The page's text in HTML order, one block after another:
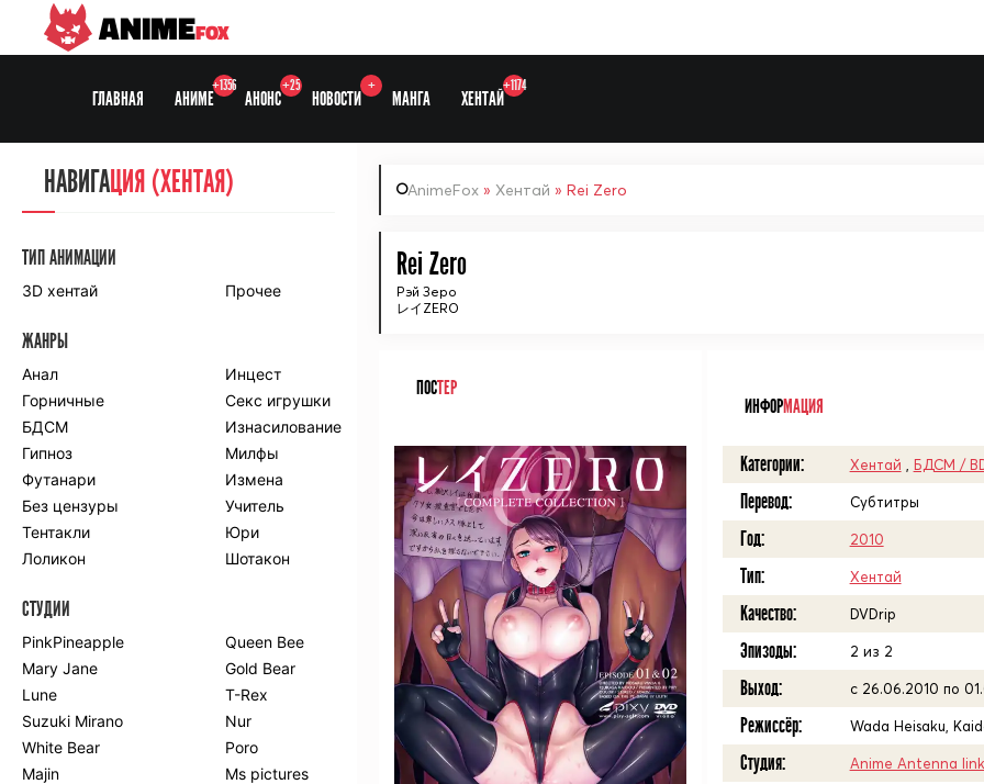
ANIMEFOX
ГЛАВНАЯ АНИМЕ
+1356
АНОНС
+25
НОВОСТИ
+
МАНГА ХЕНТАЙ
+1174
AnimeFox » Хентай » Rei Zero
Rei Zero
Рэй Зеро
レイZERO
ПОСТЕР
ИНФОРМАЦИЯ
Категории: Хентай БДСМ /
Перевод: Субтитры
Год: 2010
Тип: Хентай
Качество: DVDrip
Эпизоды: 2 из 2
Выход: с 26.06.2010 по
Режиссёр: Wada Heisaku,
Студия: Anime Antenna
НАВИГАЦИЯ
СЕЗОНЫ
Anidub
Animedia
Kansai studio
Onibaku
Shiza project
ПО ЖАНРАМ
Комедия
Приключения
Романтика
Школа
Этти
Боевые
искусства
Гарем
Драма
Игры
Исторический
Магия
Фантастика
Фэнтези
Мистика
Попаданцы в
другой мир
Хентай
НАВИГАЦИЯ (ХЕНТАЯ)
ТИП АНИМАЦИИ
3D хентай Прочее
ЖАНРЫ
Анал
Инцест
Горничные
Секс игрушки
БДСМ
Изнасилование
Гипноз
Милфы
Футанари
Измена
Без цензуры
Учитель
Тентакли
Юри
Лоликон
Шотакон
СТУДИИ
PinkPineapple
Queen Bee
Mary Jane
Gold Bear
Lune
T-Rex
Suzuki Mirano
Nur
White Bear
Poro
Majin
Ms pictures